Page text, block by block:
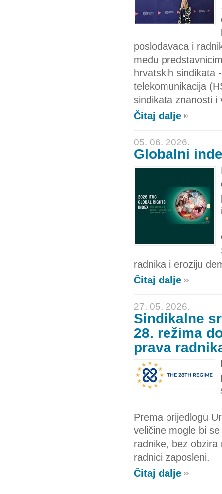
poslodavaca i
među
hrvatskih sindikata
telekomunikacija
sindikata znanosti i
Čitaj dalje
05. 06. 2026.
Globalni
radnika i eroziju
Čitaj dalje
27. 05. 2026.
Sindikalne
28. režima
prava
Prema prijedlogu
veličine mogle bi
radnike, bez obzira
radnici zaposleni.
Čitaj dalje